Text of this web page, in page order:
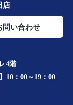
店
問い合わせ
4階
10：00～19：00